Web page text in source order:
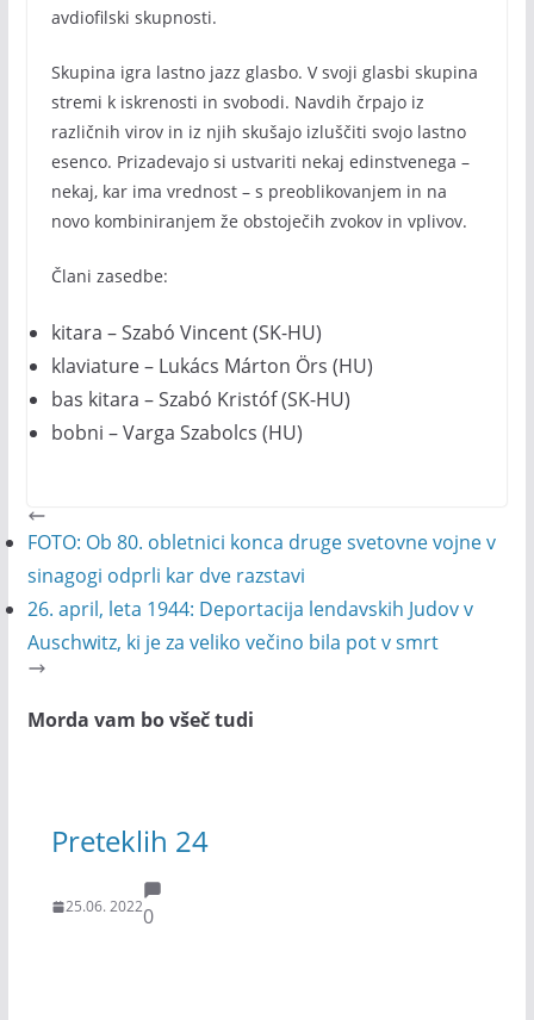
avdiofilski skupnosti.
Skupina igra lastno jazz glasbo. V svoji glasbi skupina
stremi k iskrenosti in svobodi. Navdih črpajo iz
različnih virov in iz njih skušajo izluščiti svojo lastno
esenco. Prizadevajo si ustvariti nekaj edinstvenega –
nekaj, kar ima vrednost – s preoblikovanjem in na
novo kombiniranjem že obstoječih zvokov in vplivov.
Člani zasedbe:
kitara – Szabó Vincent (SK-HU)
klaviature – Lukács Márton Örs (HU)
bas kitara – Szabó Kristóf (SK-HU)
bobni – Varga Szabolcs (HU)
FOTO: Ob 80. obletnici konca druge svetovne vojne v
sinagogi odprli kar dve razstavi
26. april, leta 1944: Deportacija lendavskih Judov v
Auschwitz, ki je za veliko večino bila pot v smrt
Morda vam bo všeč tudi
Preteklih 24
25.06. 20220